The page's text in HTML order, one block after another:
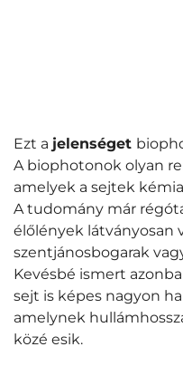
Ezt a jelenséget
A biophotonok olyan
amelyek a sejtek
A tudomány már
élőlények látványosan
szentjánosbogarak
Kevésbé ismert
sejt is képes nagyon
amelynek
közé esik.